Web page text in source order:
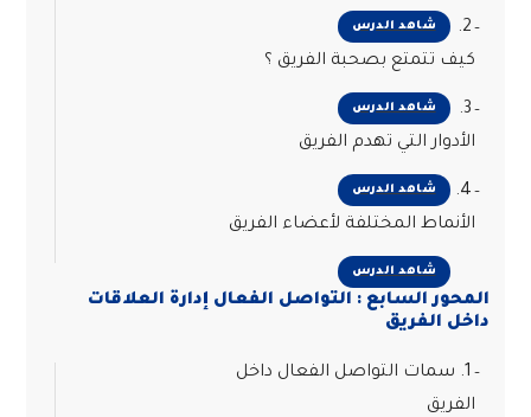
شاهد الدرس
2.
كيف تتمتع بصحبة الفريق ؟
شاهد الدرس
3.
الأدوار التي تهدم الفريق
شاهد الدرس
4.
الأنماط المختلفة لأعضاء الفريق
شاهد الدرس
المحور السابع : التواصل الفعال إدارة العلاقات
داخل الفريق
1. سمات التواصل الفعال داخل
الفريق